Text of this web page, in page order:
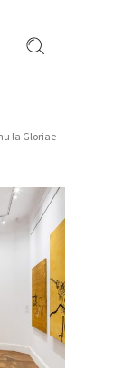
la Gloriae